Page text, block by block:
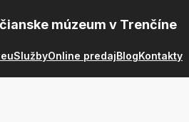
múzeum v Trenčíne
SlužbyOnline predajBlogKontakty